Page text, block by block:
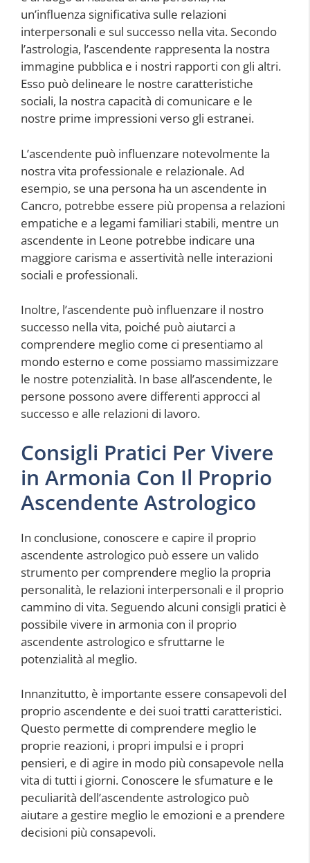
un’influenza significativa sulle relazioni
interpersonali e sul successo nella vita. Secondo
l’astrologia, l’ascendente rappresenta la nostra
immagine pubblica e i nostri rapporti con gli altri.
Esso può delineare le nostre caratteristiche
sociali, la nostra capacità di comunicare e le
nostre prime impressioni verso gli estranei.
L’ascendente può influenzare notevolmente la
nostra vita professionale e relazionale. Ad
esempio, se una persona ha un ascendente in
Cancro, potrebbe essere più propensa a relazioni
empatiche e a legami familiari stabili, mentre un
ascendente in Leone potrebbe indicare una
maggiore carisma e assertività nelle interazioni
sociali e professionali.
Inoltre, l’ascendente può influenzare il nostro
successo nella vita, poiché può aiutarci a
comprendere meglio come ci presentiamo al
mondo esterno e come possiamo massimizzare
le nostre potenzialità. In base all’ascendente, le
persone possono avere differenti approcci al
successo e alle relazioni di lavoro.
Consigli Pratici Per Vivere
in Armonia Con Il Proprio
Ascendente Astrologico
In conclusione, conoscere e capire il proprio
ascendente astrologico può essere un valido
strumento per comprendere meglio la propria
personalità, le relazioni interpersonali e il proprio
cammino di vita. Seguendo alcuni consigli pratici è
possibile vivere in armonia con il proprio
ascendente astrologico e sfruttarne le
potenzialità al meglio.
Innanzitutto, è importante essere consapevoli del
proprio ascendente e dei suoi tratti caratteristici.
Questo permette di comprendere meglio le
proprie reazioni, i propri impulsi e i propri
pensieri, e di agire in modo più consapevole nella
vita di tutti i giorni. Conoscere le sfumature e le
peculiarità dell’ascendente astrologico può
aiutare a gestire meglio le emozioni e a prendere
decisioni più consapevoli.